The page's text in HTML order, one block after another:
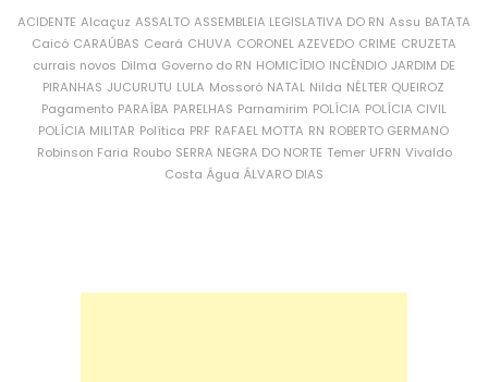
ACIDENTE Alcaçuz ASSALTO ASSEMBLEIA LEGISLATIVA DO RN Assu BATATA
Caicó CARAÚBAS Ceará CHUVA CORONEL AZEVEDO CRIME CRUZETA
currais novos Dilma Governo do RN HOMICÍDIO INCÊNDIO JARDIM DE
PIRANHAS JUCURUTU LULA Mossoró NATAL Nilda NÉLTER QUEIROZ
Pagamento PARAÍBA PARELHAS Parnamirim POLÍCIA POLÍCIA CIVIL
POLÍCIA MILITAR Política PRF RAFAEL MOTTA RN ROBERTO GERMANO
Robinson Faria Roubo SERRA NEGRA DO NORTE Temer UFRN Vivaldo
Costa Água ÁLVARO DIAS